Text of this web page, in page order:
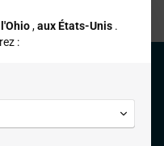
l'élément 1
à l'élément 2
à l'élément 3
à l'élément 4
l'Ohio,aux États-Unis .
: